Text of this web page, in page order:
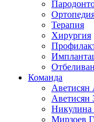
Терапия
Хирургия
Команда
Аветисян
Аветисян
Никулина
Мирзоев